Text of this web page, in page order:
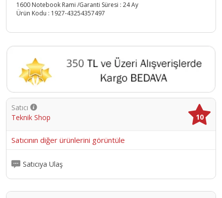
1600 Notebook Rami /Garanti Süresi : 24 Ay
Ürün Kodu : 1927-43254357497
Satıcı
Teknik Shop
10
Satıcının diğer ürünlerini görüntüle
Satıcıya Ulaş